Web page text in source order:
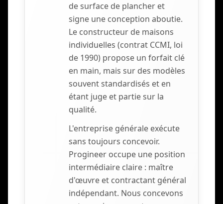
de surface de plancher et
signe une conception aboutie.
Le constructeur de maisons
individuelles (contrat CCMI, loi
de 1990) propose un forfait clé
en main, mais sur des modèles
souvent standardisés et en
étant juge et partie sur la
qualité.
L'entreprise générale exécute
sans toujours concevoir.
Progineer occupe une position
intermédiaire claire : maître
d'œuvre et contractant général
indépendant. Nous concevons